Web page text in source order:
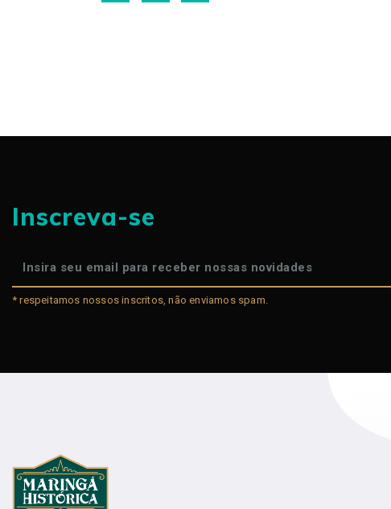
Inscreva-se
* respeitamos nossos inscritos, não enviamos spam.